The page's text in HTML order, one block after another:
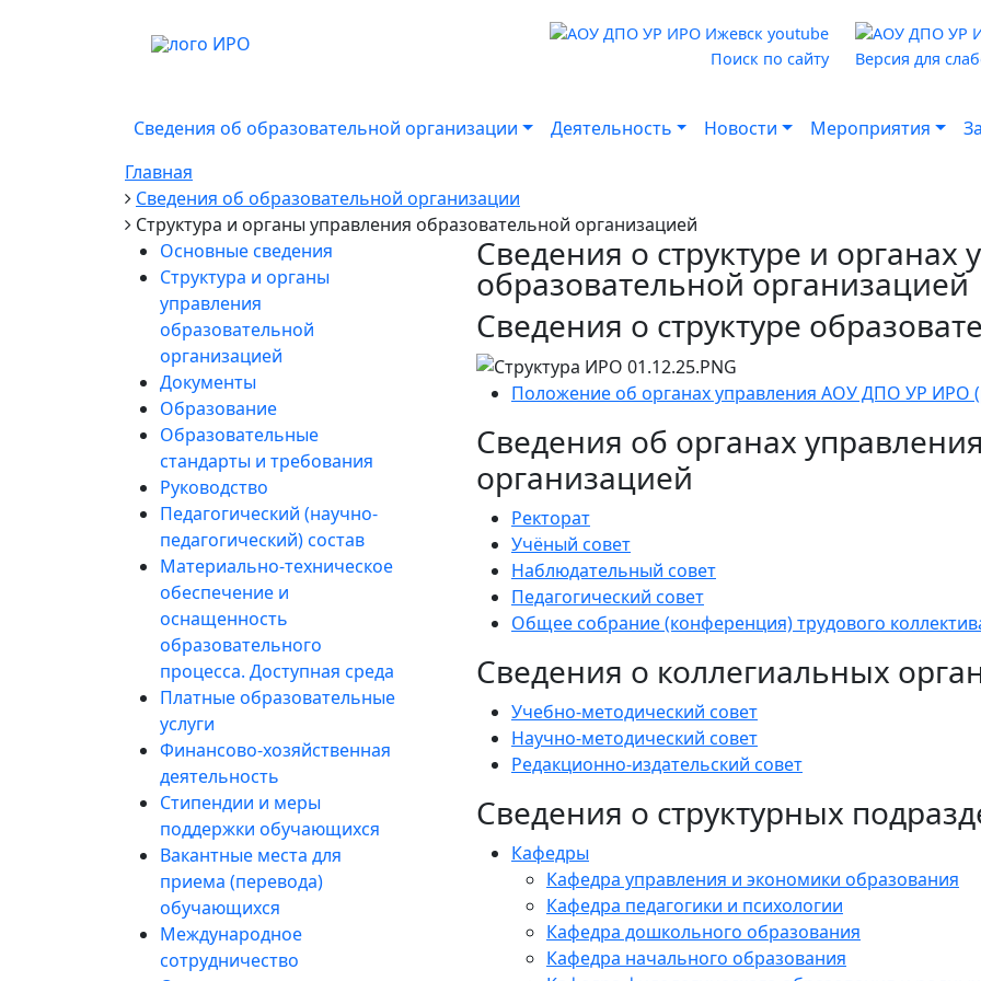
Поиск по сайту Версия для
Сведения об образовательной организации Деятельность Новости Мероприятия
Главная
Сведения об образовательной организации
Структура и органы управления образовательной организацией
Основные сведения
Структура и органы
управления
образовательной
организацией
Документы
Образование
Образовательные
стандарты и требования
Руководство
Педагогический (научно-
педагогический) состав
Материально-техническое
обеспечение и
оснащенность
образовательного
процесса. Доступная среда
Платные образовательные
услуги
Финансово-хозяйственная
деятельность
Стипендии и меры
поддержки обучающихся
Вакантные места для
приема (перевода)
обучающихся
Международное
сотрудничество
Сведения о структуре и органах
образовательной организацией
Сведения о структуре
Положение об органах управления АОУ ДПО УР ИРО
Сведения об органах
организацией
Ректорат
Учёный совет
Наблюдательный совет
Педагогический совет
Общее собрание (конференция) трудового
Сведения о коллегиальных
Учебно-методический совет
Научно-методический совет
Редакционно-издательский совет
Сведения о структурных
Кафедры
Кафедра управления и экономики образования
Кафедра педагогики и психологии
Кафедра дошкольного образования
Кафедра начального образования